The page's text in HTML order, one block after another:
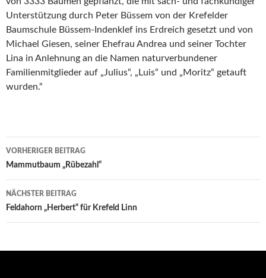
Unterstützung durch Peter Büssem von der Krefelder
Baumschule Büssem-Indenklef ins Erdreich gesetzt und von
Michael Giesen, seiner Ehefrau Andrea und seiner Tochter
Lina in Anlehnung an die Namen naturverbundener
Familienmitglieder auf „Julius“, „Luis“ und „Moritz“ getauft
wurden.“
Beitrags-
Navigation
VORHERIGER BEITRAG
Mammutbaum „Rübezahl“
NÄCHSTER BEITRAG
Feldahorn „Herbert“ für Krefeld Linn